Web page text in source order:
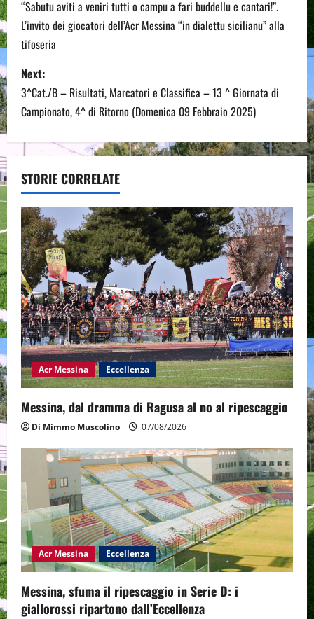
o
s
t
n
v
i
g
a
t
i
o
n
“Sabutu aviti a veniri tutti o campu a fari buddellu e cantari!”.
L’invito dei giocatori dell’Acr Messina “in dialettu sicilianu” alla
tifoseria
Next:
3^Cat./B – Risultati, Marcatori e Classifica – 13 ^ Giornata di
Campionato, 4^ di Ritorno (Domenica 09 Febbraio 2025)
STORIE CORRELATE
Acr Messina Eccellenza
Messina, dal dramma di Ragusa al no al ripescaggio
Di Mimmo Muscolino 07/08/2026
Acr Messina Eccellenza
Messina, sfuma il ripescaggio in Serie D: i
giallorossi ripartono dall’Eccellenza